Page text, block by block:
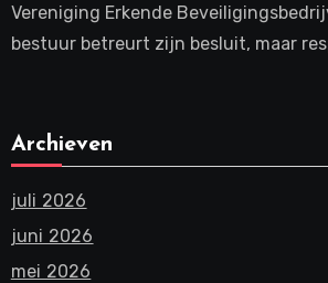
Vereniging Erkende
bestuur betreurt zijn besluit, maar
Archieven
juli 2026
juni 2026
mei 2026